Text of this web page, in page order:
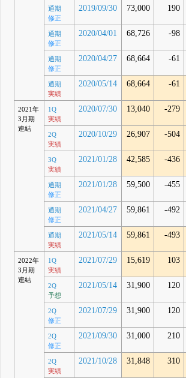
通期
修正
2019/09/30 73,000 190
通期
修正
2020/04/01 68,726 -98
通期
修正
2020/04/27 68,664 -61
通期
実績
2020/05/14 68,664 -61
2021年
3月期
連結
1Q
実績
2020/07/30 13,040 -279
2Q
実績
2020/10/29 26,907 -504
3Q
実績
2021/01/28 42,585 -436
通期
修正
2021/01/28 59,500 -455
通期
修正
2021/04/27 59,861 -492
通期
実績
2021/05/14 59,861 -493
2022年
3月期
連結
1Q
実績
2021/07/29 15,619 103
2Q
予想
2021/05/14 31,900 120
2Q
修正
2021/07/29 31,900 120
2Q
修正
2021/09/30 31,000 210
2Q
実績
2021/10/28 31,848 310